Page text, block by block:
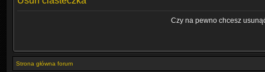
Czy na pewno chcesz
Strona główna forum